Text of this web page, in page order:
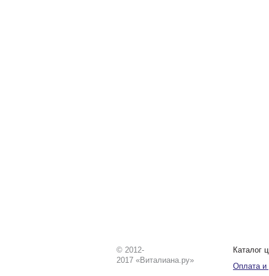
© 2012-
2017 «Виталиана.ру»
Каталог
Оплата и